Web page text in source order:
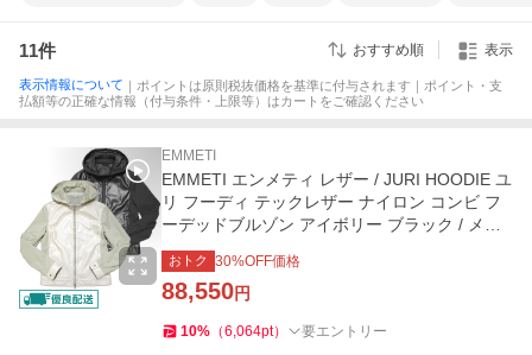
11件 おすすめ順 表示
表示情報について ｜ポイントは原則税抜価格を基準に付与されます｜ポイント・支
払額等の正確な情報（付与条件・上限等）はカートをご確認ください
EMMETI
EMMETI エンメティ レザー / JURI HOODIE ユ
リ フーディ テックレザー ナイロン コンビ フ
ーデッドブルゾン アイボリー ブラック / メン
ズ イタリア
おトク 30%OFF価格
88,550円
10% （6,064pt） 要エントリー